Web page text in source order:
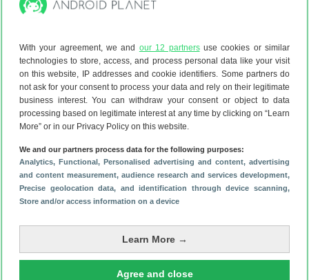
With your agreement, we and our 12 partnersuse cookies or similar
technologies to store, access, and process personal data like your visit
on this website, IP addresses and cookie identifiers. Some partners do
not ask for your consent to process your data and rely on their legitimate
business interest. You can withdraw your consent or object to data
processing based on legitimate interest at any time by clicking on “Learn
More” or in our Privacy Policy on this website.
We and our partners process data for the following purposes:
Analytics, Functional, Personalised advertising and content, advertising
and content measurement, audience research and services development,
Precise geolocation data, and identification through device scanning,
Store and/or access information on a device
Learn More →
Agree and close
5 bol.com plaza
Samsung Galaxy A14
64 GB
€ 195,94
2jaar garantie
Amazon 2d
Samsung Galaxy A14
€ 199,00